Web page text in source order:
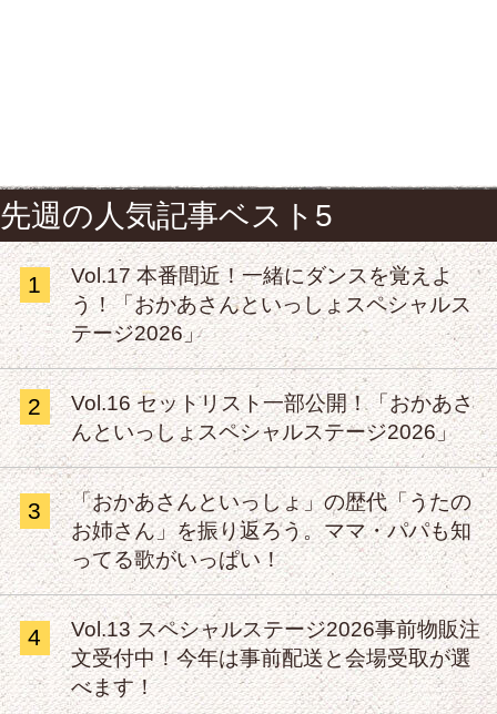
先週の人気記事ベスト5
1
Vol.17 本番間近！一緒にダンスを覚えよ
う！「おかあさんといっしょスペシャルス
テージ2026」
2
Vol.16 セットリスト一部公開！「おかあさ
んといっしょスペシャルステージ2026」
3
「おかあさんといっしょ」の歴代「うたの
お姉さん」を振り返ろう。ママ・パパも知
ってる歌がいっぱい！
4
Vol.13 スペシャルステージ2026事前物販注
文受付中！今年は事前配送と会場受取が選
べます！